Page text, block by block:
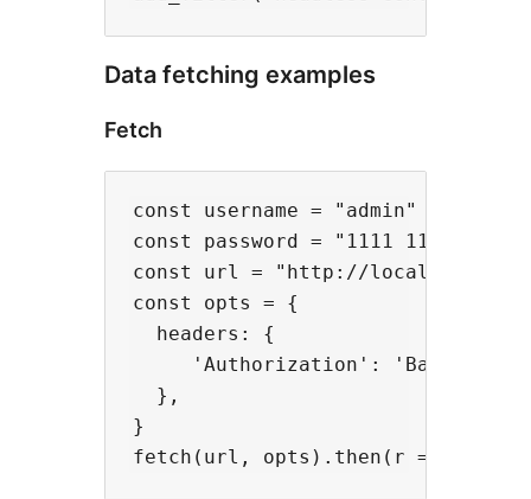
Data fetching examples
Fetch
const username = "admin"
const password = "1111 1111 1111
const url = "http://
const opts = {
  headers: {
'Authorization': 'Basic ' +
  },
}